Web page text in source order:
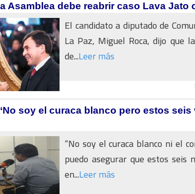
Asamblea debe reabrir caso Lava Jato
El candidato a diputado de
La Paz, Miguel Roca, dijo que
de...Leer más
soy el curaca blanco pero estos seis
“No soy el curaca blanco ni el
puedo asegurar que estos
en...Leer más